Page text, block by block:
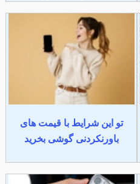
تو این شرایط با قیمت های
باورنکردنی گوشی بخرید